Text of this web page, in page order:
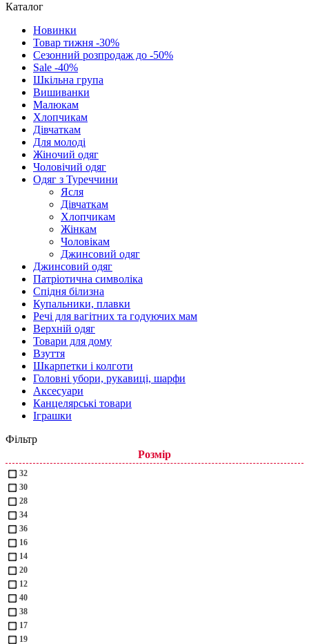
Каталог
Новинки
Товар тижня -30%
Сезонний розпродаж до -50%
Sale -40%
Шкільна група
Вишиванки
Малюкам
Хлопчикам
Дівчаткам
Для молоді
Жіночий одяг
Чоловічий одяг
Одяг з Туреччини
Ясля
Дівчаткам
Хлопчикам
Жінкам
Чоловікам
Джинсовий одяг
Джинсовий одяг
Патріотична символіка
Спідня білизна
Купальники, плавки
Речі для вагітних та годуючих мам
Верхній одяг
Товари для дому
Взуття
Шкарпетки і колготи
Головні убори, рукавиці, шарфи
Аксесуари
Канцелярські товари
Іграшки
Фільтр
Розмір
32
30
28
34
36
16
14
20
12
40
38
17
19